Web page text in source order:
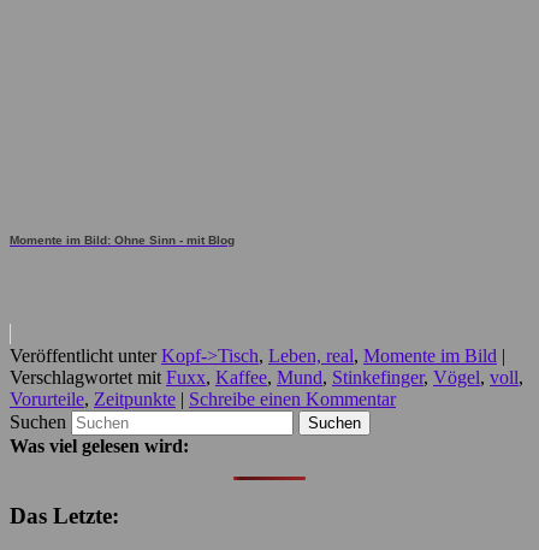
Momente im Bild: Ohne Sinn - mit Blog
Veröffentlicht unter Kopf->Tisch, Leben, real, Momente im Bild |
Verschlagwortet mit Fuxx, Kaffee, Mund, Stinkefinger, Vögel, voll,
Vorurteile, Zeitpunkte | Schreibe einen Kommentar
Suchen
Was viel gelesen wird:
Das Letzte: